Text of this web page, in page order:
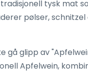
tysk mat
pølser,
gå glipp av
Apfelwein,